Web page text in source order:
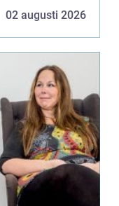
02 augusti 2026